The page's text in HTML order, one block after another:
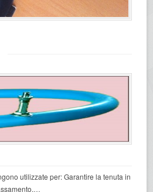
utilizzate per: Garantire la tenuta in